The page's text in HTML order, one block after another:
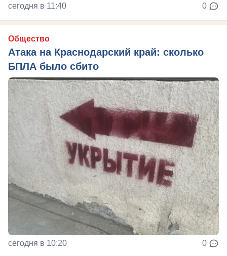
сегодня в 11:40 0
Общество
Атака на Краснодарский край: сколько
БПЛА было сбито
сегодня в 10:20 0